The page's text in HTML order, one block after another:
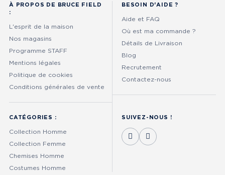
À PROPOS DE BRUCE FIELD
:
L'esprit de la maison
Nos magasins
Programme STAFF
Mentions légales
Politique de cookies
Conditions générales de vente
BESOIN D'AIDE ?
Aide et FAQ
Où est ma commande ?
Détails de Livraison
Blog
Recrutement
Contactez-nous
CATÉGORIES :
Collection Homme
Collection Femme
Chemises Homme
Costumes Homme
SUIVEZ-NOUS !